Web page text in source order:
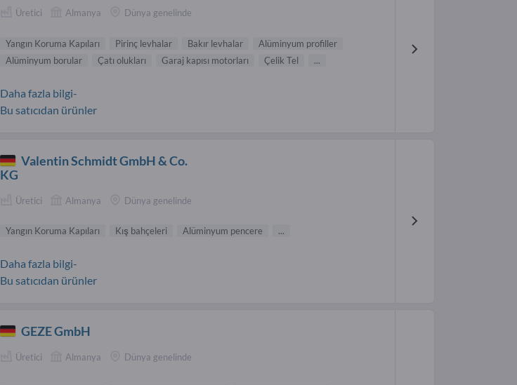
Üretici Almanya Dünya genelinde
Yangın Koruma Kapıları Pirinç levhalar Bakır levhalar
Alüminyum profiller
Alüminyum borular
Çatı olukları Garaj kapısı motorları Çelik Tel ...
Daha fazla bilgi-
Bu satıcıdan ürünler
Valentin Schmidt GmbH & Co.
KG
Üretici Almanya Dünya genelinde
Yangın Koruma Kapıları Kış bahçeleri Alüminyum pencere ...
Daha fazla bilgi-
Bu satıcıdan ürünler
GEZE GmbH
Üretici Almanya Dünya genelinde